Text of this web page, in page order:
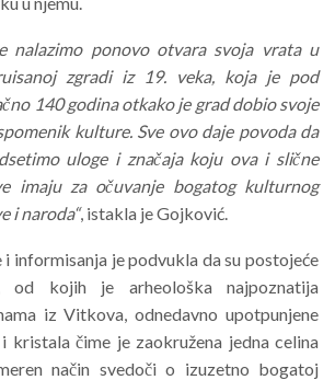
nalazimo ponovo otvara svoja vrata u
zgradi iz 19. veka, koja je pod
140 godina otkako je grad dobio svoje
kulture. Sve ovo daje povoda da
uloge i značaja koju ova i slične
imaju za očuvanje bogatog kulturnog
i naroda“, istakla je Gojković.
informisanja je podvukla da su postojeće
od kojih je arheološka najpoznatija
iz Vitkova, odnedavno upotpunjene
kristala čime je zaokružena jedna celina
način svedoči o izuzetno bogatoj